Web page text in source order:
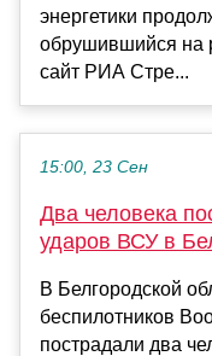
энергетики
обрушившийся на
сайт РИА Стре...
15:00, 23 Сен
Два человека
ударов ВСУ в
В Белгородской
беспилотников
пострадали два